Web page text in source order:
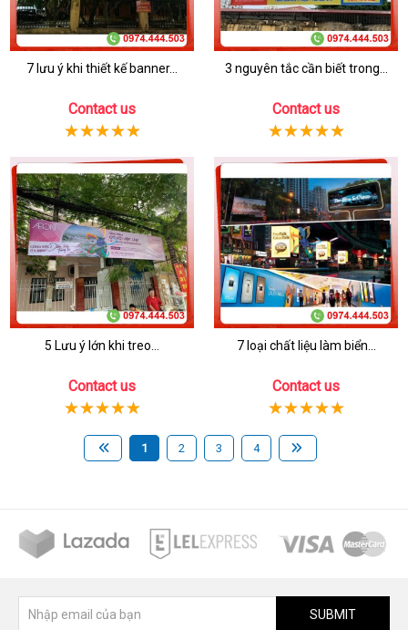
7 lưu ý khi thiết kế banner...
Contact us
3 nguyên tắc cần biết trong...
Contact us
5 Lưu ý lớn khi treo...
Contact us
7 loại chất liệu làm biển...
Contact us
1 2 3 4
SUBMIT